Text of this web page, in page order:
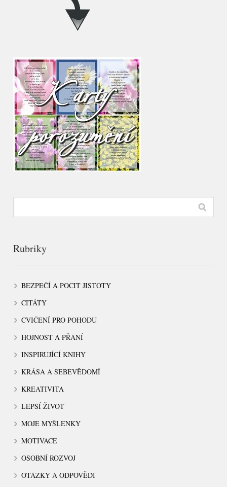
Rubriky
BEZPEČÍ A POCIT JISTOTY
CITÁTY
CVIČENÍ PRO POHODU
HOJNOST A PŘÁNÍ
INSPIRUJÍCÍ KNIHY
KRÁSA A SEBEVĚDOMÍ
KREATIVITA
LEPŠÍ ŽIVOT
MOJE MYŠLENKY
MOTIVACE
OSOBNÍ ROZVOJ
OTÁZKY A ODPOVĚDI